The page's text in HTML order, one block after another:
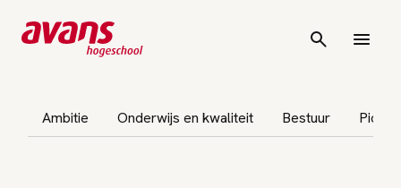
Ambitie
Onderwijs en kwaliteit Bestuur